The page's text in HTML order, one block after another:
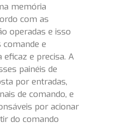
memória
com as
operadas e isso
e
e precisa. A
painéis de
por entradas,
de comando, e
por acionar
do comando